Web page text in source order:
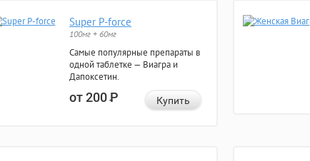
Super P-force
100мг + 60мг
Самые популярные препараты в
одной таблетке — Виагра и
Дапоксетин.
от 200Р Купить